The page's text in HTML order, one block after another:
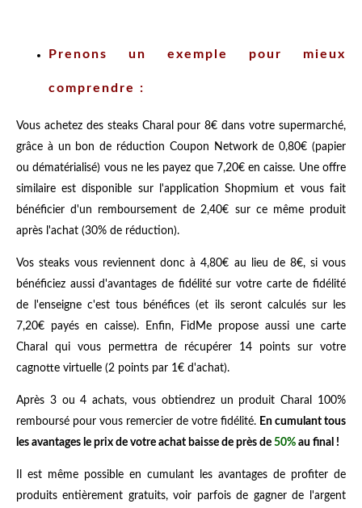
Prenons un exemple pour mieux
comprendre :
Vous achetez des steaks Charal pour 8€ dans votre supermarché,
grâce à un bon de réduction Coupon Network de 0,80€ (papier
ou dématérialisé) vous ne les payez que 7,20€ en caisse. Une offre
similaire est disponible sur l'application Shopmium et vous fait
bénéficier d'un remboursement de 2,40€ sur ce même produit
après l'achat (30% de réduction).
Vos steaks vous reviennent donc à 4,80€ au lieu de 8€, si vous
bénéficiez aussi d'avantages de fidélité sur votre carte de fidélité
de l'enseigne c'est tous bénéfices (et ils seront calculés sur les
7,20€ payés en caisse). Enfin, FidMe propose aussi une carte
Charal qui vous permettra de récupérer 14 points sur votre
cagnotte virtuelle (2 points par 1€ d'achat).
Après 3 ou 4 achats, vous obtiendrez un produit Charal 100%
remboursé pour vous remercier de votre fidélité. En cumulant tous
les avantages le prix de votre achat baisse de près de 50% au final !
Il est même possible en cumulant les avantages de profiter de
produits entièrement gratuits, voir parfois de gagner de l'argent